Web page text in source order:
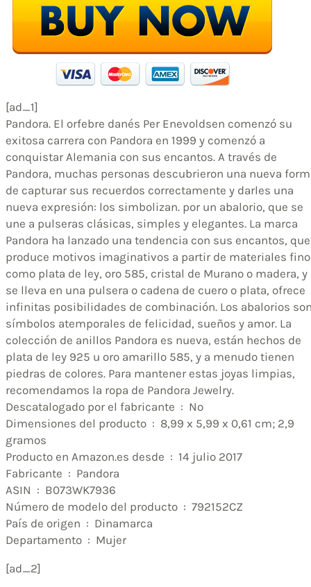
[ad_1]
Pandora. El orfebre danés Per Enevoldsen comenzó su
exitosa carrera con Pandora en 1999 y comenzó a
conquistar Alemania con sus encantos. A través de
Pandora, muchas personas descubrieron una nueva
de capturar sus recuerdos correctamente y darles una
nueva expresión: los simbolizan. por un abalorio, que se
une a pulseras clásicas, simples y elegantes. La marca
Pandora ha lanzado una tendencia con sus encantos, que
produce motivos imaginativos a partir de materiales
como plata de ley, oro 585, cristal de Murano o madera, y
se lleva en una pulsera o cadena de cuero o plata, ofrece
infinitas posibilidades de combinación. Los abalorios
símbolos atemporales de felicidad, sueños y amor. La
colección de anillos Pandora es nueva, están hechos de
plata de ley 925 u oro amarillo 585, y a menudo tienen
piedras de colores. Para mantener estas joyas limpias,
recomendamos la ropa de Pandora Jewelry.
Descatalogado por el fabricante ‏ : ‎ No
Dimensiones del producto ‏ : ‎ 8,99 x 5,99 x 0,61 cm; 2,9
gramos
Producto en Amazon.es desde ‏ : ‎ 14 julio 2017
Fabricante ‏ : ‎ Pandora
ASIN ‏ : ‎ B073WK7936
Número de modelo del producto ‏ : ‎ 792152CZ
País de origen ‏ : ‎ Dinamarca
Departamento ‏ : ‎ Mujer
[ad_2]